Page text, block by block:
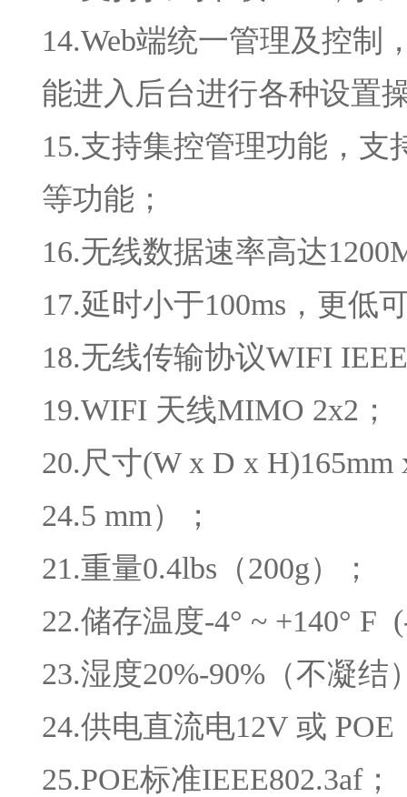
14.Web端统一管理及控
能进入后台进行各种设置
15.支持集控管理功能，
等功能；
16.无线数据速率高达
17.延时小于100ms，更低
18.无线传输协议WIFI
19.WIFI 天线MIMO 2x2；
20.尺寸(W x D x H)165mm
24.5 mm）；
21.重量0.4lbs（200g）；
22.储存温度-4° ~ +140° F
23.湿度20%-90%（不凝结
24.供电直流电12V 或 POE
25.POE标准IEEE802.3af；